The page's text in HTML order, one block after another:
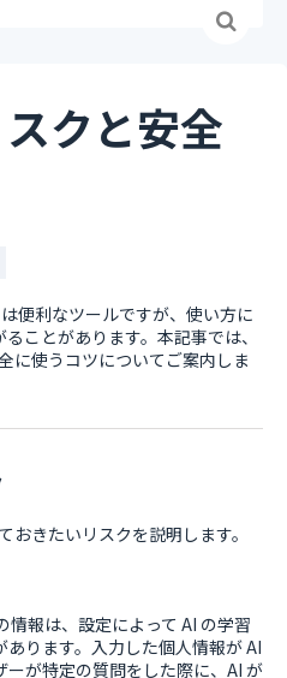
クと安全
便利なツールですが、使い方に
ことがあります。本記事では、
に使うコツについてご案内しま
おきたいリスクを説明します。
報は、設定によって AI の学習
ります。入力した個人情報が AI
が特定の質問をした際に、AI が